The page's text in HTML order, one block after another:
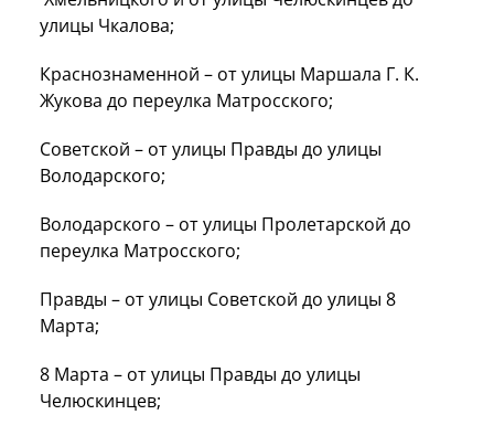
улицы Чкалова;
Краснознаменной – от улицы Маршала Г. К.
Жукова до переулка Матросского;
Советской – от улицы Правды до улицы
Володарского;
Володарского – от улицы Пролетарской до
переулка Матросского;
Правды – от улицы Советской до улицы 8
Марта;
8 Марта – от улицы Правды до улицы
Челюскинцев;